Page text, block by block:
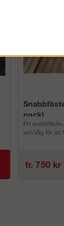
pack)
Ett snabbfäste
och Våg för att
och m...
fr. 750 kr